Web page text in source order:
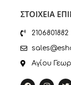
ΣΤΟΙΧΕΙΑ
2106801882
Αγίου